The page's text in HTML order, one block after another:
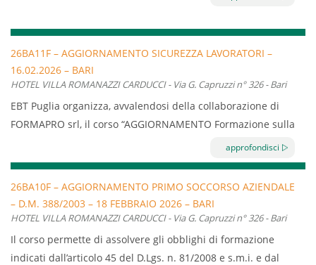
Il corso permette di assolvere gli obblighi di formazione
indicati dall’articolo 37 del D.Lgs. n. 81/2008 e s.m.i. a carico
di tutto il personale dipendente e dei soci lavoratori di
imprese classificate a rischio basso dall’Accordo Stato
Regioni 21 dicembre 2011
26BA11F – AGGIORNAMENTO SICUREZZA LAVORATORI –
16.02.2026 – BARI
HOTEL VILLA ROMANAZZI CARDUCCI - Via G. Capruzzi n° 326 - Bari
EBT Puglia organizza, avvalendosi della collaborazione di
FORMAPRO srl, il corso “AGGIORNAMENTO Formazione sulla
sicurezza nei luoghi di lavoro – Art.37 rischio basso” della
durata di 6 ore.
Il corso permette di assolvere gli obblighi di formazione
indicati dall’articolo 37 del D.Lgs. n. 81/2008 e s.m.i. a carico
di tutto il personale dipendente di imprese classificate a
rischio basso dall’Accordo Stato Regioni 21 dicembre 2011
approfondisci
26BA10F – AGGIORNAMENTO PRIMO SOCCORSO AZIENDALE
– D.M. 388/2003 – 18 FEBBRAIO 2026 – BARI
HOTEL VILLA ROMANAZZI CARDUCCI - Via G. Capruzzi n° 326 - Bari
Il corso permette di assolvere gli obblighi di formazione
indicati dall’articolo 45 del D.Lgs. n. 81/2008 e s.m.i. e dal